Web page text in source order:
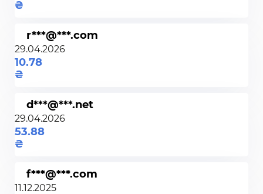
r***@***.com
29.04.2026
10.78
d***@***.net
29.04.2026
53.88
f***@***.com
11.12.2025